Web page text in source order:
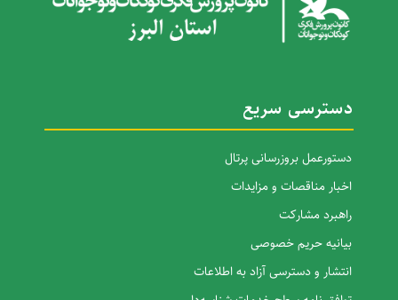
دسترسی سریع
دستورعمل بروزرسانی پرتال
اخبار مناقصات و مزایدات
راهبرد مشارکت
بیانیه حریم خصوصی
انتشار و دسترسی آزاد به اطلاعات